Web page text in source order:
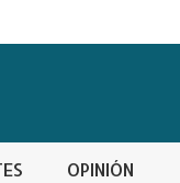
OPINIÓN